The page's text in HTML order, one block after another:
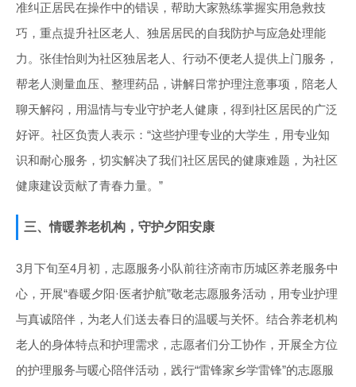
准纠正居民在操作中的错误，帮助大家熟练掌握实用急救技
巧，重点提升社区老人、独居居民的自我防护与应急处理能
力。张佳怡则为社区独居老人、行动不便老人提供上门服务，
帮老人测量血压、整理药品，讲解日常护理注意事项，陪老人
聊天解闷，用温情与专业守护老人健康，得到社区居民的广泛
好评。社区负责人表示：“这些护理专业的大学生，用专业知
识和耐心服务，切实解决了我们社区居民的健康难题，为社区
健康建设贡献了青春力量。”
三、情暖养老机构，守护夕阳安康
3月下旬至4月初，志愿服务小队前往济南市历城区养老服务中
心，开展“春暖夕阳·医者护航”敬老志愿服务活动，用专业护理
与真诚陪伴，为老人们送去春日的温暖与关怀。结合养老机构
老人的身体特点和护理需求，志愿者们分工协作，开展全方位
的护理服务与暖心陪伴活动，践行“雷锋家乡学雷锋”的志愿服